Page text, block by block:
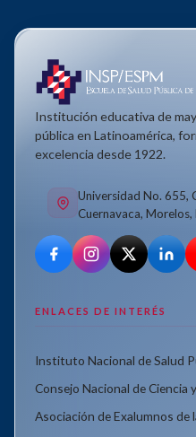
Institución educativa de
pública en Latinoamérica,
excelencia desde 1922.
Universidad No. 655,
Cuernavaca, Morelos,
ENLACES DE INTERÉS
Instituto Nacional de Salud
Consejo Nacional de Ciencia
Asociación de Exalumnos de